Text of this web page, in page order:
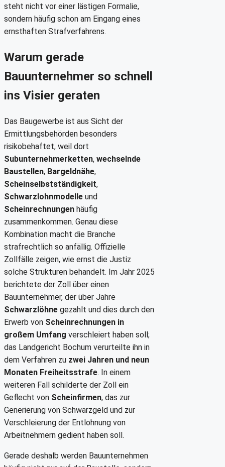
steht nicht vor einer lästigen Formalie,
sondern häufig schon am Eingang eines
ernsthaften Strafverfahrens.
Warum gerade
Bauunternehmer so schnell
ins Visier geraten
Das Baugewerbe ist aus Sicht der
Ermittlungsbehörden besonders
risikobehaftet, weil dort
Subunternehmerketten, wechselnde
Baustellen, Bargeldnähe,
Scheinselbstständigkeit,
Schwarzlohnmodelle und
Scheinrechnungen häufig
zusammenkommen. Genau diese
Kombination macht die Branche
strafrechtlich so anfällig. Offizielle
Zollfälle zeigen, wie ernst die Justiz
solche Strukturen behandelt. Im Jahr 2025
berichtete der Zoll über einen
Bauunternehmer, der über Jahre
Schwarzlöhne gezahlt und dies durch den
Erwerb von Scheinrechnungen in
großem Umfang verschleiert haben soll;
das Landgericht Bochum verurteilte ihn in
dem Verfahren zu zwei Jahren und neun
Monaten Freiheitsstrafe. In einem
weiteren Fall schilderte der Zoll ein
Geflecht von Scheinfirmen, das zur
Generierung von Schwarzgeld und zur
Verschleierung der Entlohnung von
Arbeitnehmern gedient haben soll.
Gerade deshalb werden Bauunternehmen